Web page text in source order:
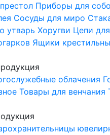
Приборы для
Сосуды для миро
утварьХоругви Цепи
Ящики
облачения
Товары для венчания